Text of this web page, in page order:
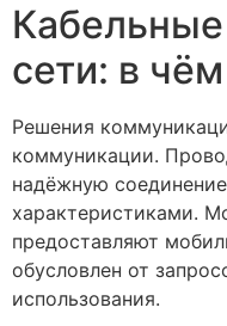
сети: в
Решения
коммуникации.
надёжную
характеристиками.
предоставляют
обусловлен от
использования.